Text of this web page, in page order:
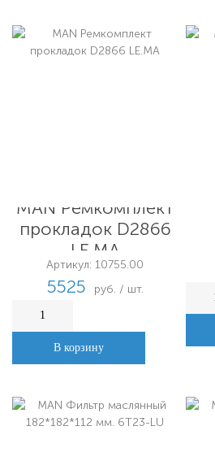
MAN Ремкомплект
прокладок D2866
LE.MA
Артикул: 10755.00
5525 руб. / шт.
В корзину